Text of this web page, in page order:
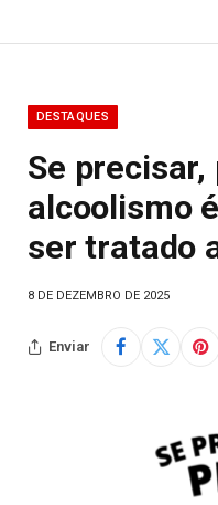
DESTAQUES
Se precisar,
alcoolismo
ser tratado
8 DE DEZEMBRO DE 2025
Enviar